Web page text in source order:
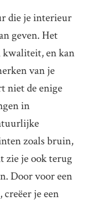
die je interieur
geven. Het
kwaliteit, en kan
van je
niet de enige
in
zoals bruin,
zie je ook terug
Door voor een
je een